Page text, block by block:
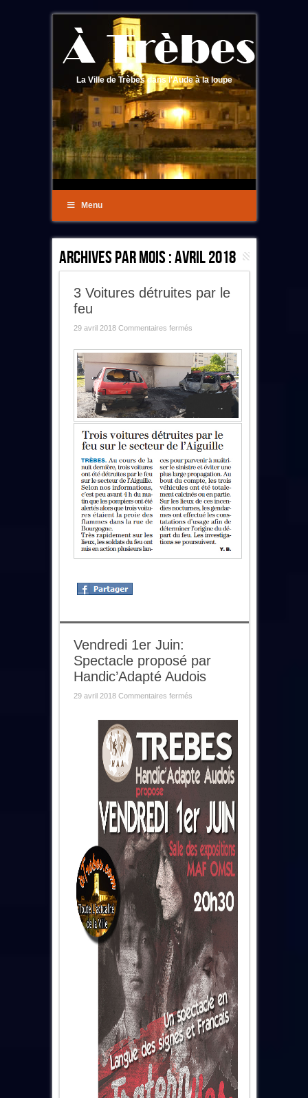
La Ville de Trèbes dans l'Aude à la loupe
Menu
Archives Par Mois :Avril 2018
3 Voitures détruites par le
feu
29 avril 2018 Commentaires ferméssur
détruites
par
le
feu
Vendredi 1er Juin:
Spectacle proposé par
Handic’Adapté Audois
29 avril 2018 Commentaires ferméssur
Juin:
proposé
par
Handic’Adapté
Audois